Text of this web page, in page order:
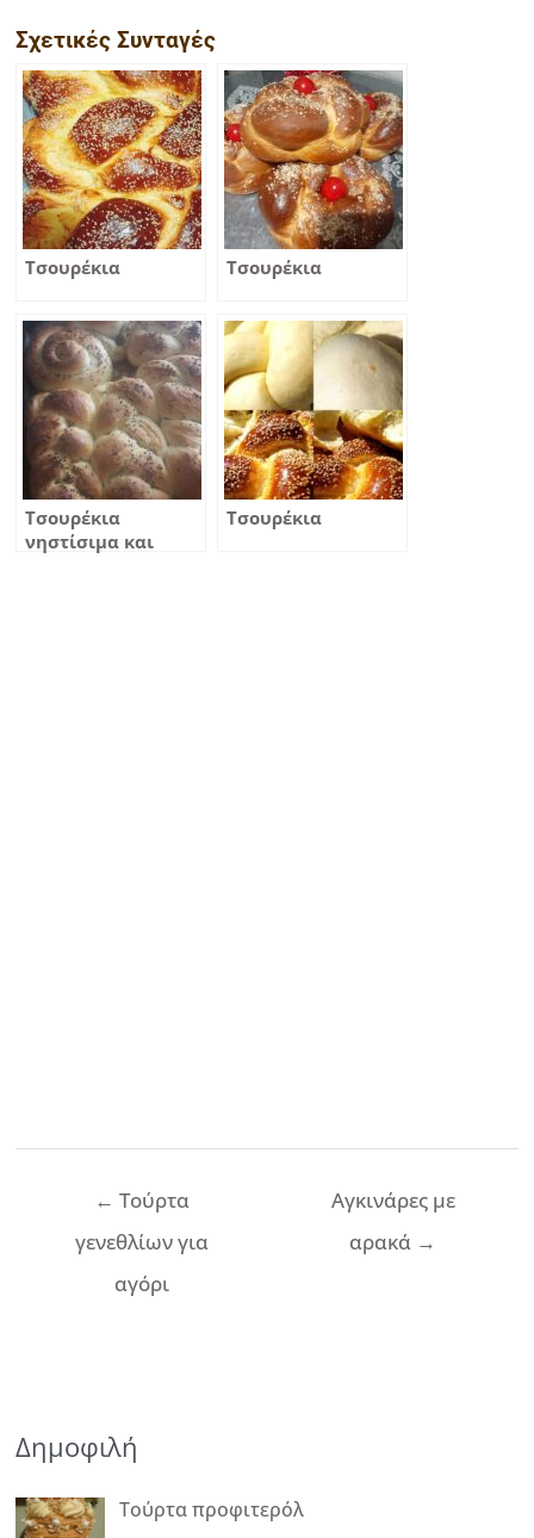
Σχετικές Συνταγές
Τσουρέκια Τσουρέκια
Τσουρέκια
νηστίσιμα και
Τσουρέκια
← Τούρτα
γενεθλίων για
αγόρι
Αγκινάρες με
αρακά →
Δημοφιλή
Τούρτα προφιτερόλ